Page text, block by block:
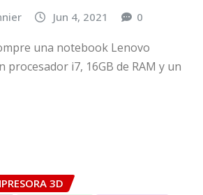
Jun 4, 2021 0
una notebook Lenovo
procesador i7, 16GB de RAM y un
3D